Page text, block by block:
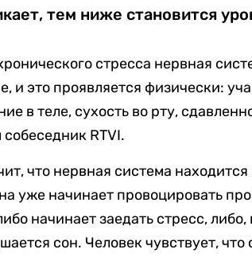
тем ниже становится
стресса нервная
и это проявляется физически:
в теле, сухость во рту,
собеседник RTVI.
что нервная система
уже начинает провоцировать
начинает заедать стресс,
сон. Человек чувствует,